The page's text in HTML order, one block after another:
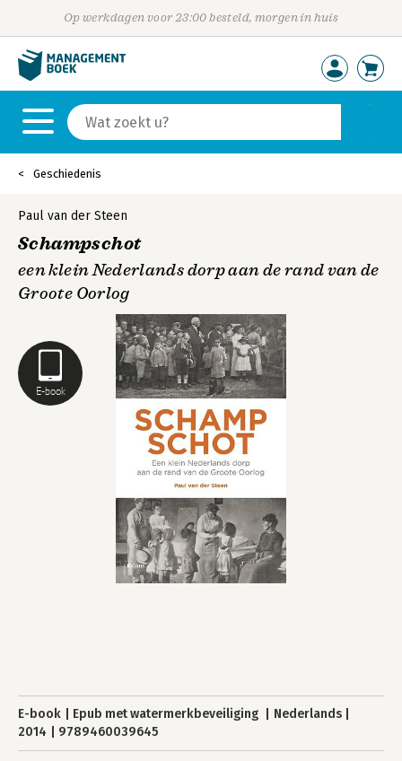
Op werkdagen voor 23:00 besteld, morgen in huis
Geschiedenis
E-book
Paul van der Steen
Schampschot
een klein Nederlands dorp aan de rand van de
Groote Oorlog
E-book Epub met watermerkbeveiliging
Nederlands
2014
9789460039645